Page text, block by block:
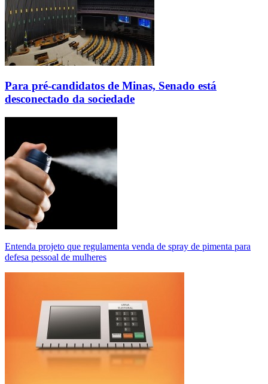
Para pré-candidatos de Minas, Senado está
desconectado da sociedade
Entenda projeto que regulamenta venda de spray de pimenta para
defesa pessoal de mulheres